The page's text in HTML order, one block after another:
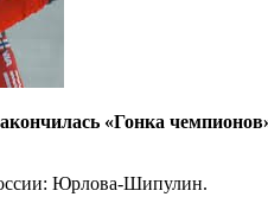
«Гонка
Юрлова-Шипулин.